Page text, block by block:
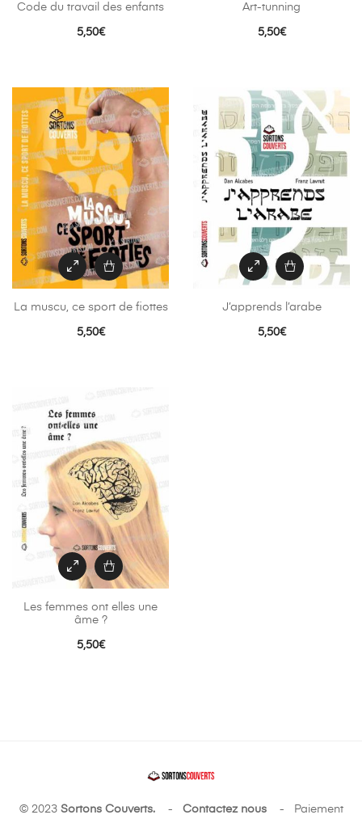
Code du travail des enfants
5,50€
Art-tunning
5,50€
La muscu, ce sport de fiottes
5,50€
J’apprends l’arabe
5,50€
Les femmes ont elles une
âme ?
5,50€
© 2023 Sortons Couverts.- Contactez nous- Paiement